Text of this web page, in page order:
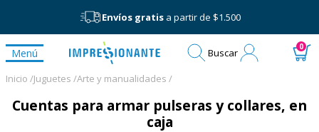
Envíos gratisa partir de $1.500
Menú Buscar 0
Inicio /Juguetes /Arte y manualidades /
Cuentas para armar pulseras y collares, en
caja